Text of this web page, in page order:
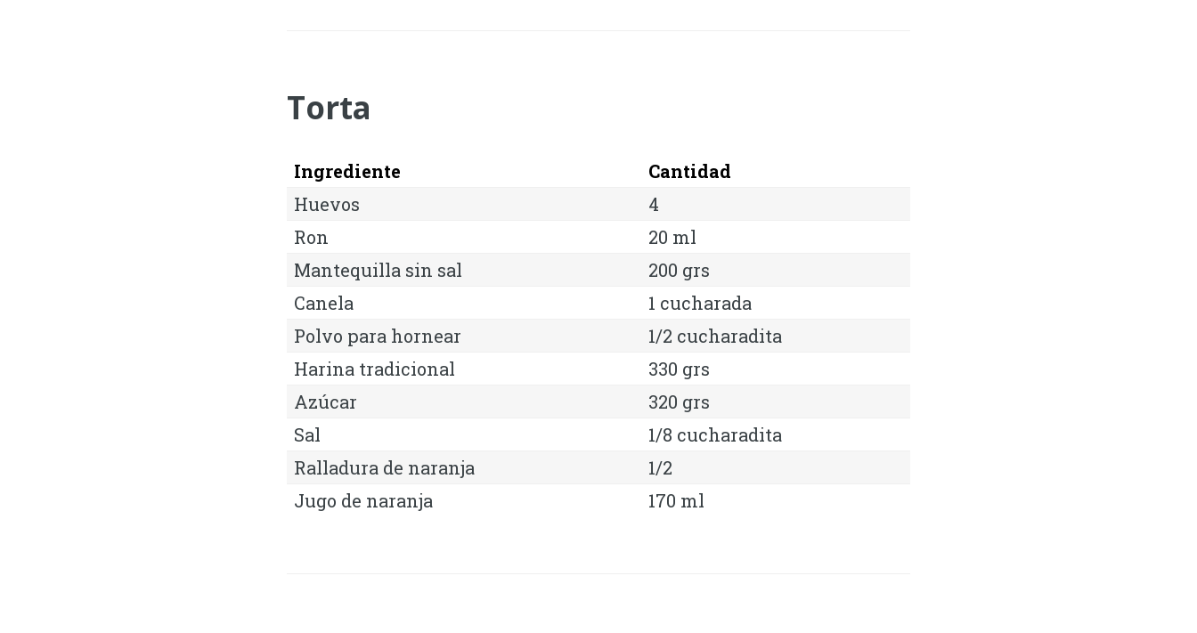
Torta
Ingrediente
Cantidad
Huevos
4
Ron
20 ml
Mantequilla sin sal
200 grs
Canela
1 cucharada
Polvo para hornear
1/2 cucharadita
Harina tradicional
330 grs
Azúcar
320 grs
Sal
1/8 cucharadita
Ralladura de naranja
1/2
Jugo de naranja
170 ml